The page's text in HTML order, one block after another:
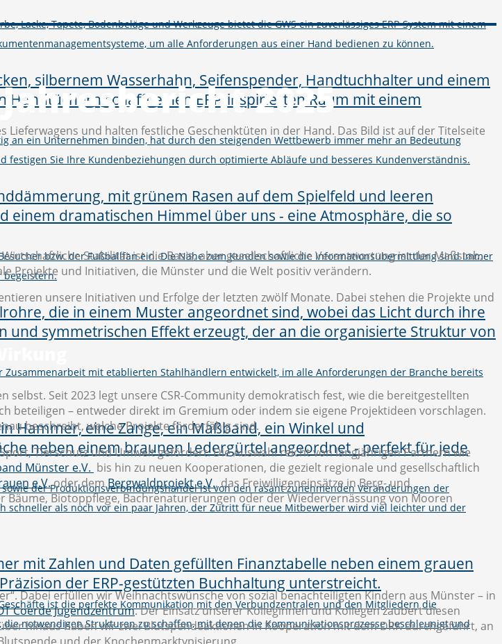
Lacke, Tapete, Bodenbeläge und Werkzeuge bietet die GWS ein zuverlässiges ERP-System mit einem
um alle Anforderungen aus einer Hand bedienen zu können.
an ein Unternehmen binden, hat durch den steigenden Wettbewerb immer mehr an Bedeutung
festigen Sie Ihre Kundenbeziehungen durch optimierte Abläufe und besseres Kundenverständnis.
bzw. der Fußballfan ein. Die Nähe zum Kunden sowie die Informationsübermittlung sind immer
begeistern.
Zusammenarbeit mit etablierten Stahlhändlern entwickelt, im alle Anforderungen der Branche bereits
der Produktionsverbindungshandel ist von den rasant zunehmenden Veränderungen der
als noch vor ein paar Jahren, der Zutritt für neue Mitbewerber wird viel leichter und der
ist die perfekte Kommunikation mit den Verbundzentralen und den Mitgliedern die
notwendigen Strukturen zu schaffen, mit denen die Kommunikationsprozesse beschleunigt und
2025
Stabilität ist die Basis, aber gesellschaftliche Verantwortung ist der Maßstab,
Projekte und Initiativen, die Münster und die Welt positiv verändern.
unsere Initiativen und Erfolge der letzten zwölf Monate. Dabei stehen die Projekte und
Seit 2023 legt unsere CSR-Community demokratisch fest, wie die bereitgestellten
beteiligen – entweder direkt im Gremium oder indem sie eigene Projektideen vorschlagen.
beschreibt, welche Projekte förderfähig sind.
Tierschutz und Umwelt gefördert. Die Auswahl reicht von langjährigen Partnern wie
Münster e.V. bis hin zu neuen Kooperationen, die gezielt regionale und gesellschaftlich
e.V.oder demBergwaldprojekt e.V., das Freiwilligeneinsätze in Berg- und
Biotoppflege, Bachrenaturierungen oder der Wiedervernässung von Mooren
Dabei erfüllen wir Weihnachtswünsche von sozial benachteiligten Kindern aus Münster – in
Coerde Jugendzentrum. Der Einsatz unserer Kolleginnen und Kollegen zaubert diesen
hinaus haben wir zwei Blutspendeaktionen in Kooperation mit dem DRK durchgeführt, an